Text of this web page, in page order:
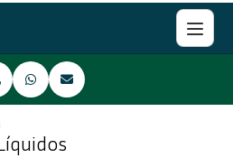
liquidos